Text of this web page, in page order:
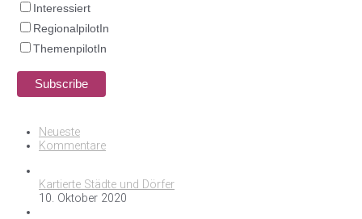
Interessiert
RegionalpilotIn
ThemenpilotIn
Neueste
Kommentare
Kartierte Städte und Dörfer
10. Oktober 2020